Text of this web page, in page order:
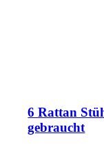
6 Rattan
gebraucht